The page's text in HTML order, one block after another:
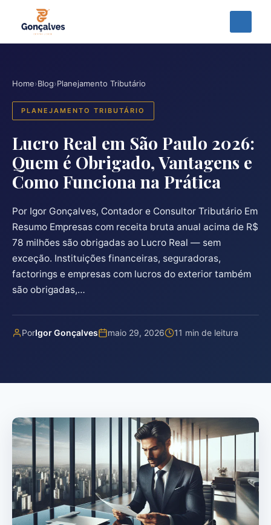
Home›Blog›Planejamento Tributário
PLANEJAMENTO TRIBUTÁRIO
Lucro Real em São Paulo 2026:
Quem é Obrigado, Vantagens e
Como Funciona na Prática
Por Igor Gonçalves, Contador e Consultor Tributário Em
Resumo Empresas com receita bruta anual acima de R$
78 milhões são obrigadas ao Lucro Real — sem
exceção. Instituições financeiras, seguradoras,
factorings e empresas com lucros do exterior também
são obrigadas,…
PorIgor Gonçalves maio 29, 2026 11 min de leitura